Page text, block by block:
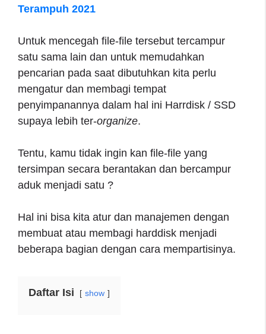
Terampuh 2021
Untuk mencegah file-file tersebut tercampur
satu sama lain dan untuk memudahkan
pencarian pada saat dibutuhkan kita perlu
mengatur dan membagi tempat
penyimpanannya dalam hal ini Harrdisk / SSD
supaya lebih ter-organize.
Tentu, kamu tidak ingin kan file-file yang
tersimpan secara berantakan dan bercampur
aduk menjadi satu ?
Hal ini bisa kita atur dan manajemen dengan
membuat atau membagi harddisk menjadi
beberapa bagian dengan cara mempartisinya.
Daftar Isi show